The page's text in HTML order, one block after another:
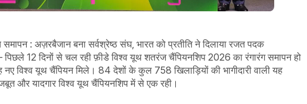
: अज़रबैजान बना सर्वश्रेष्ठ संघ, भारत को प्रतीति ने दिलाया रजत पदक
पिछले 12 दिनों से चल रही फ़ीडे विश्व यूथ शतरंज चैंपियनशिप 2026 का रंगारंग समापन हो
विश्व यूथ चैंपियन मिले। 84 देशों के कुल 758 खिलाड़ियों की भागीदारी वाली यह
और यादगार विश्व यूथ चैंपियनशिप में से एक रही।